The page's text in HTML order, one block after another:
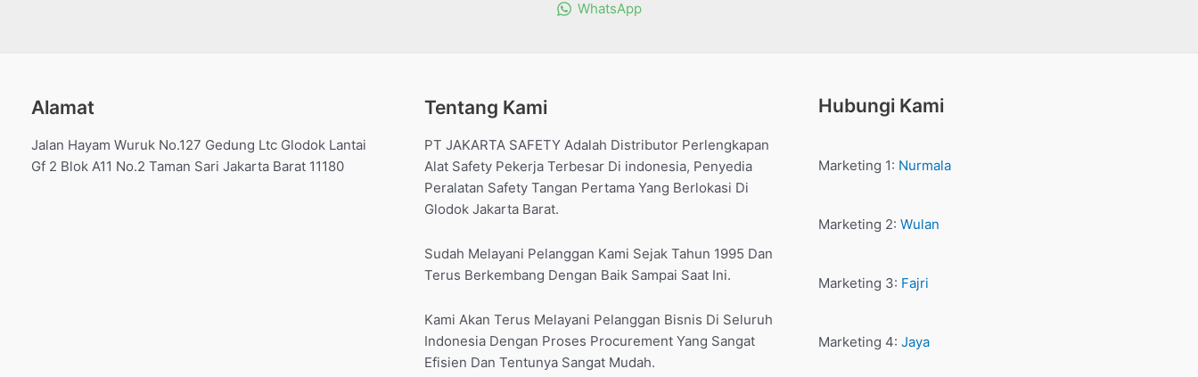
WhatsApp
Alamat
Jalan Hayam Wuruk No.127 Gedung Ltc Glodok Lantai
Gf 2 Blok A11 No.2 Taman Sari Jakarta Barat 11180
Tentang Kami
PT JAKARTA SAFETY Adalah Distributor Perlengkapan
Alat Safety Pekerja Terbesar Di indonesia, Penyedia
Peralatan Safety Tangan Pertama Yang Berlokasi Di
Glodok Jakarta Barat.
Sudah Melayani Pelanggan Kami Sejak Tahun 1995 Dan
Terus Berkembang Dengan Baik Sampai Saat Ini.
Kami Akan Terus Melayani Pelanggan Bisnis Di Seluruh
Indonesia Dengan Proses Procurement Yang Sangat
Efisien Dan Tentunya Sangat Mudah.
Hubungi Kami
Marketing 1: Nurmala
Marketing 2: Wulan
Marketing 3: Fajri
Marketing 4: Jaya